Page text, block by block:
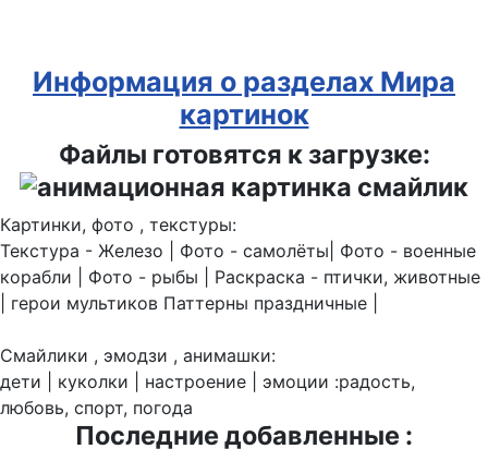
Информация о разделах Мира
картинок
Файлы готовятся к загрузке:
Картинки, фото , текстуры:
Текстура - Железо | Фото - самолёты| Фото - военные
корабли | Фото - рыбы | Раскраска - птички, животные
| герои мультиков Паттерны праздничные |
Смайлики , эмодзи , анимашки:
дети | куколки | настроение | эмоции :радость,
любовь, спорт, погода
Последние добавленные :